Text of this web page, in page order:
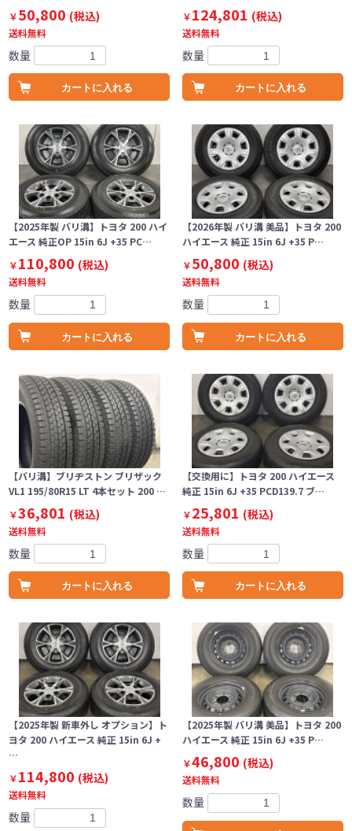
￥50,800 (税込)
送料無料
数量
カートに入れる
￥124,801 (税込)
送料無料
数量
カートに入れる
【2025年製 バリ溝】トヨタ 200 ハイ
エース 純正OP 15in 6J +35 PC…
￥110,800 (税込)
送料無料
数量
カートに入れる
【2026年製 バリ溝 美品】トヨタ 200
ハイエース 純正 15in 6J +35 P…
￥50,800 (税込)
送料無料
数量
カートに入れる
【バリ溝】ブリヂストン ブリザック
VL1 195/80R15 LT 4本セット 200 …
￥36,801 (税込)
送料無料
数量
カートに入れる
【交換用に】トヨタ 200 ハイエース
純正 15in 6J +35 PCD139.7 ブ…
￥25,801 (税込)
送料無料
数量
カートに入れる
【2025年製 新車外し オプション】ト
ヨタ 200 ハイエース 純正 15in 6J +
…
￥114,800 (税込)
送料無料
数量
【2025年製 バリ溝 美品】トヨタ 200
ハイエース 純正 15in 6J +35 P…
￥46,800 (税込)
送料無料
数量